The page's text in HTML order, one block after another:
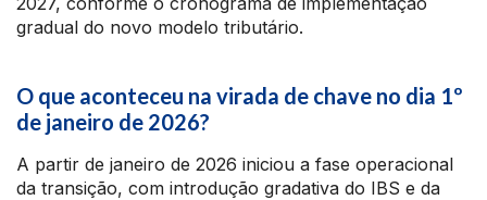
gradual do novo modelo tributário.
O que aconteceu na virada de chave no dia 1º
de janeiro de 2026?
A partir de janeiro de 2026 iniciou a fase operacional
da transição, com introdução gradativa do IBS e da